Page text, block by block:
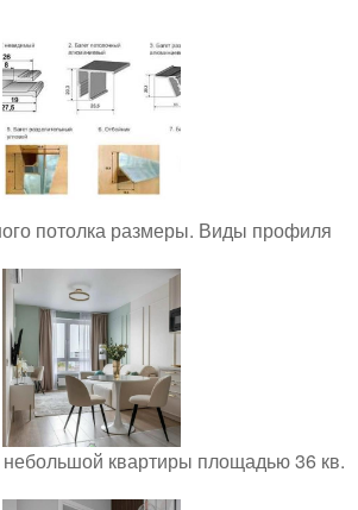
потолка размеры. Виды профиля
квартиры площадью 36 кв.